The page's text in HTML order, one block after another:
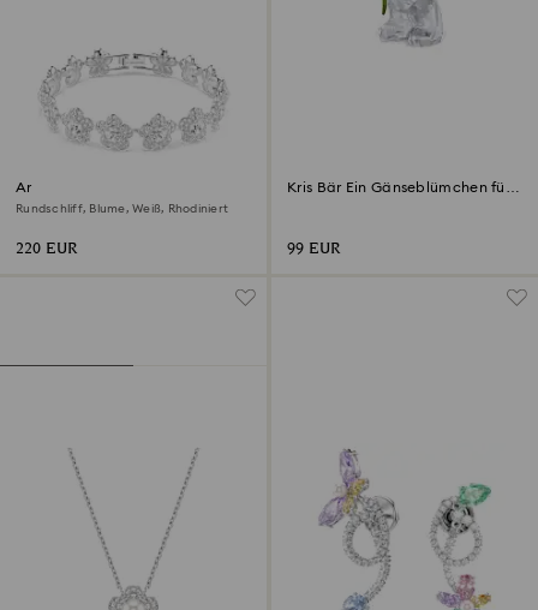
Ariana Grande x Swarovski
Armband
Rundschliff, Blume, Weiß, Rhodiniert
220 EUR
Kris Bär Ein Gänseblümchen für
99 EUR